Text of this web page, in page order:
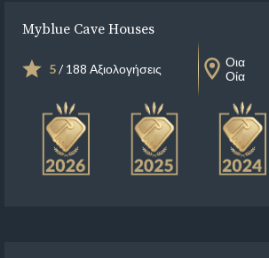
Myblue Cave Houses
5/ 188 Αξιολογήσεις
Οια
Οία